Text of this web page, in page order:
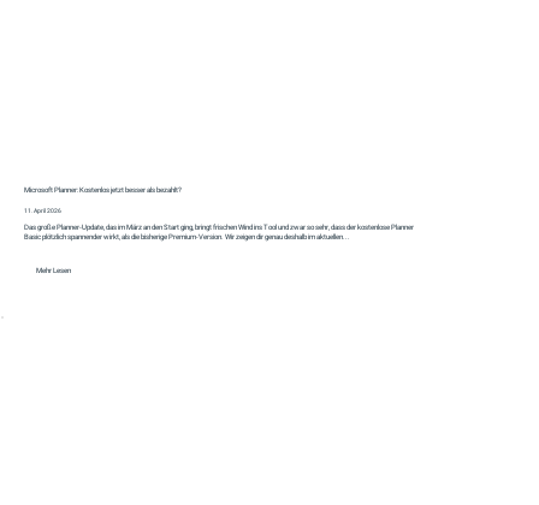
Microsoft Planner: Kostenlos jetzt besser als bezahlt?
11. April 2026
Das große Planner‑Update, das im März an den Start ging, bringt frischen Wind ins Tool und zwar so sehr, dass der kostenlose Planner
Basic plötzlich spannender wirkt, als die bisherige Premium‑Version. Wir zeigen dir genau deshalb im aktuellen...
Mehr Lesen